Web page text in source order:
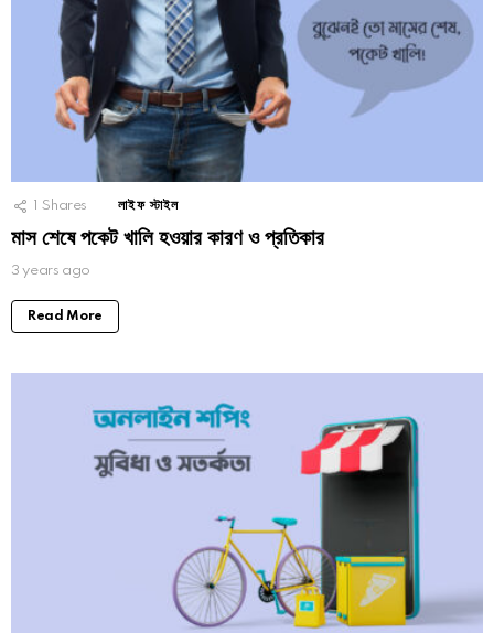
1 Shares লাইফ স্টাইল
মাস শেষে পকেট খালি হওয়ার কারণ ও প্রতিকার
3 years ago
Read More